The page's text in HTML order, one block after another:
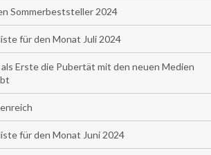
Sommerbeststeller 2024
für den Monat Juli 2024
Erste die Pubertät mit den neuen Medien
für den Monat Juni 2024